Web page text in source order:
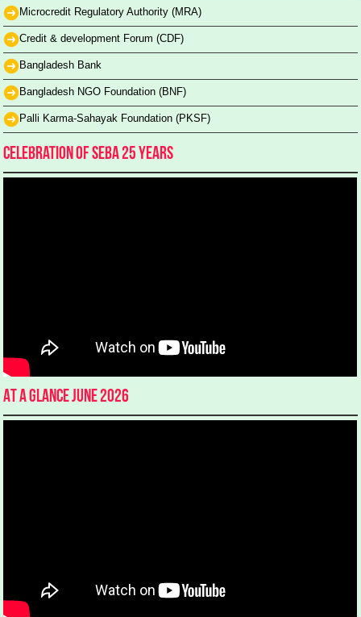
Microcredit Regulatory Authority (MRA)
Credit & development Forum (CDF)
Bangladesh Bank
Bangladesh NGO Foundation (BNF)
Palli Karma-Sahayak Foundation (PKSF)
Celebration of SEBA 25 Years
At a glance June 2026